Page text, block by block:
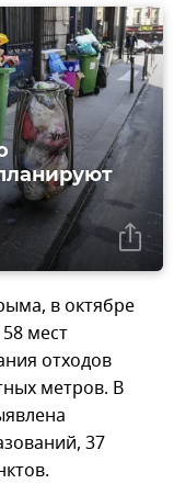
в октябре
мест
отходов
метров. В
37